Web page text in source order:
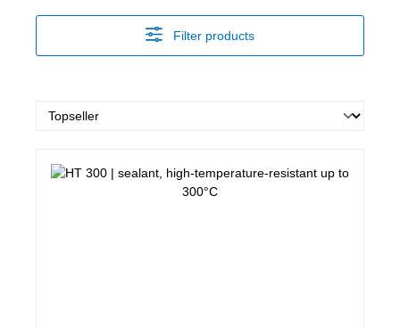
Filter products